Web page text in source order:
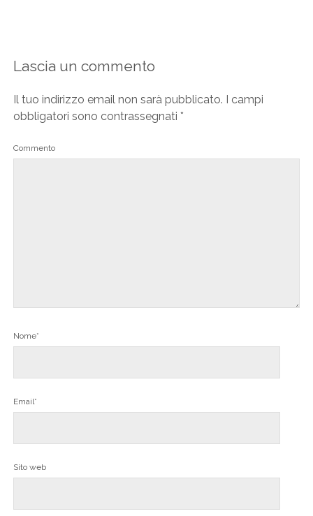
Lascia un commento
Il tuo indirizzo email non sarà pubblicato. I campi
obbligatori sono contrassegnati *
Commento
Nome*
Email*
Sito web